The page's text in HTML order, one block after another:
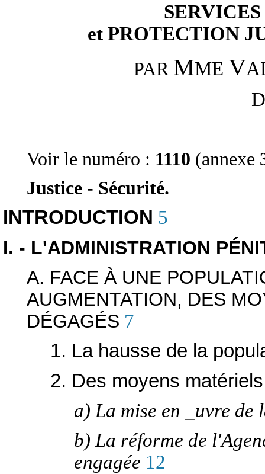
et PROTECTION
PAR MME V
Voir le numéro : 1110 (annexe
Justice - Sécurité.
INTRODUCTION 5
I. - L'ADMINISTRATION
A. FACE À UNE
AUGMENTATION, DES
DÉGAGÉS 7
1. La hausse de la
2. Des moyens
a) La mise en _uvre de
b) La réforme de
engagée 12